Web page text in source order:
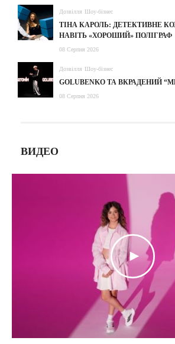
Дозвілля Шоу-бізнес
ТІНА КАРОЛЬ: ДЕТЕКТИВНЕ
НАВІТЬ «ХОРОШИЙ» ПОЛІГРАФ
08 Серпня 2026
Дозвілля Шоу-бізнес
GOLUBENKO ТА ВКРАДЕНИЙ
08 Серпня 2026
ВИДЕО